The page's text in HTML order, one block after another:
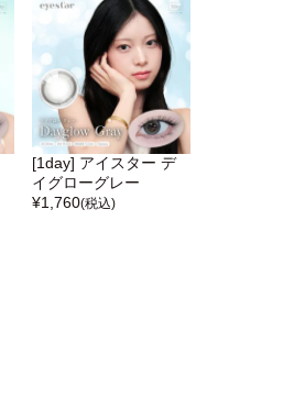
[1day] アイスター デ
イグローグレー
¥1,760(税込)